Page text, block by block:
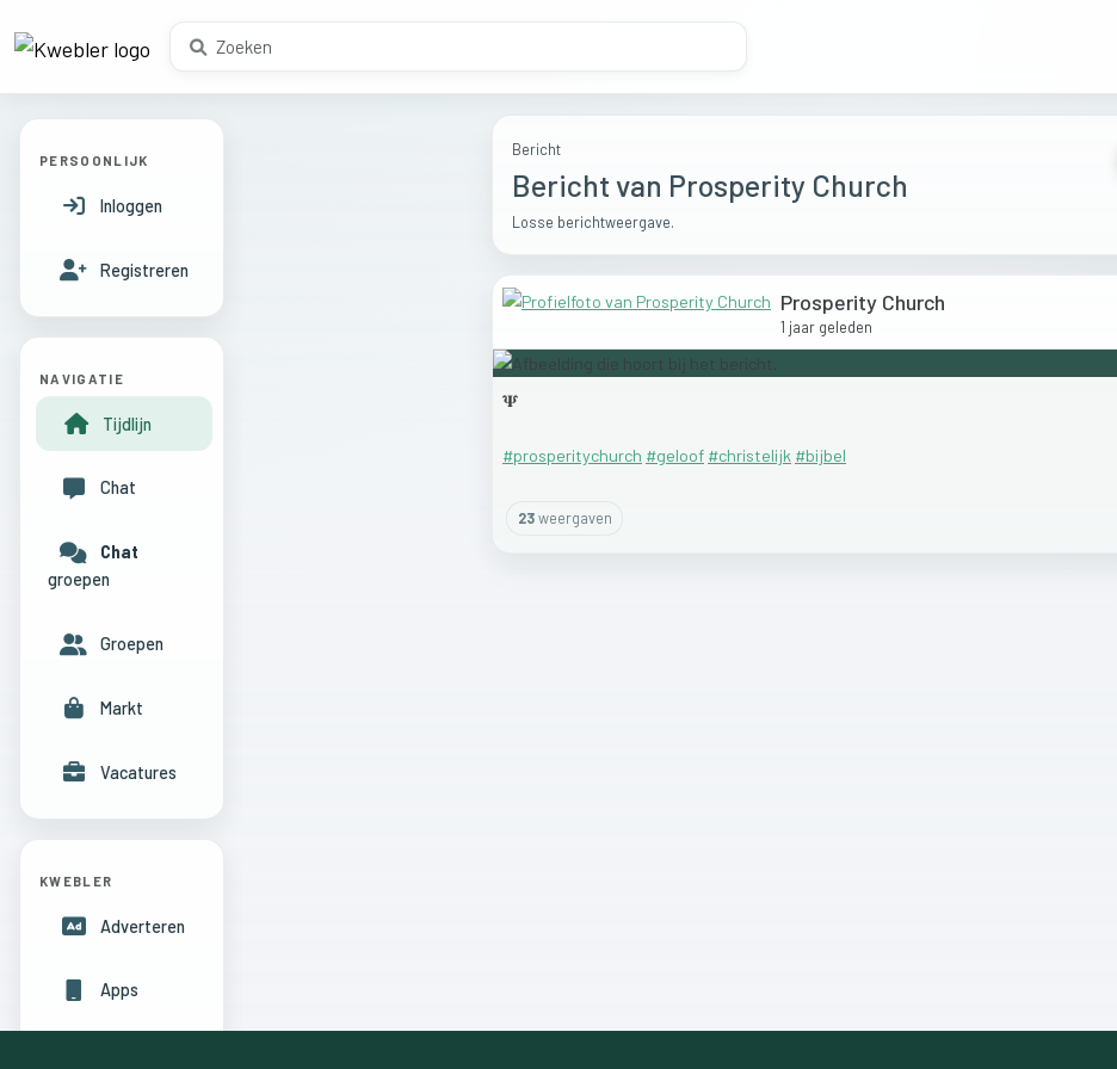
Bericht
Bericht van Prosperity Church
Losse berichtweergave.
Prosperity Church
1 jaar geleden
𝚿
#prosperitychurch #geloof #christelijk #bijbel
23weergaven
PERSOONLIJK
Inloggen
Registreren
NAVIGATIE
Tijdlijn
Chat
Chat
groepen
Groepen
Markt
Vacatures
KWEBLER
Adverteren
Apps